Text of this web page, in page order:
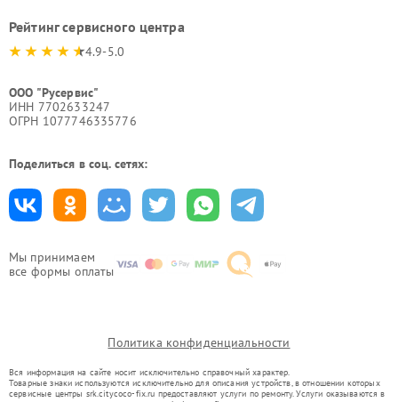
Мы принимаем
все формы оплаты
Рейтинг сервисного центра
4.9-5.0
ООО "Русервис"
ИНН 7702633247
ОГРН 1077746335776
Поделиться в соц. сетях:
Политика конфиденциальности
Вся информация на сайте носит исключительно справочный характер.
Товарные знаки используются исключительно для описания устройств, в отношении которых
сервисные центры srk.citycoco-fix.ru предоставляют услуги по ремонту. Услуги оказываются в